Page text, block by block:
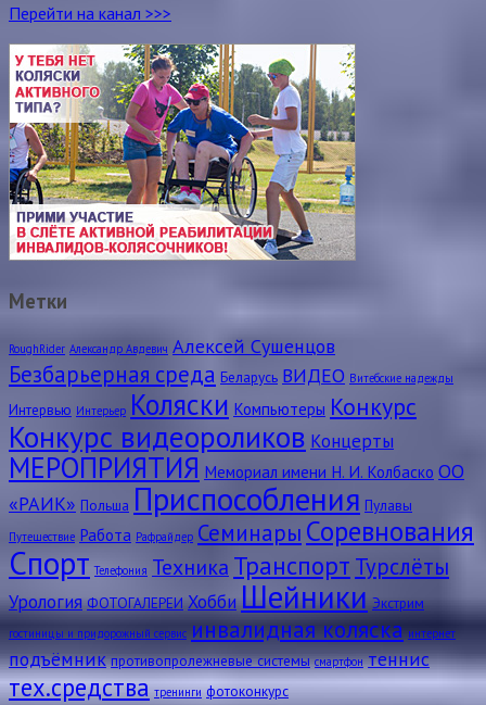
Перейти на канал >>>
Метки
RoughRider Александр Авдевич Алексей Сушенцов
Безбарьерная среда Беларусь ВИДЕО Витебские надежды
Интервью Интерьер Коляски Компьютеры Конкурс
Конкурс видеороликов Концерты
МЕРОПРИЯТИЯ Мемориал имени Н. И. Колбаско ОО
«РАИК» Польша Приспособления Пулавы
Путешествие Работа Рафрайдер Семинары Соревнования
Спорт Телефония Техника Транспорт Турслёты
Урология ФОТОГАЛЕРЕИ Хобби Шейники Экстрим
гостиницы и придорожный сервис инвалидная коляска интернет
подъёмник противопролежневые системы смартфон теннис
тех.средства тренинги фотоконкурс